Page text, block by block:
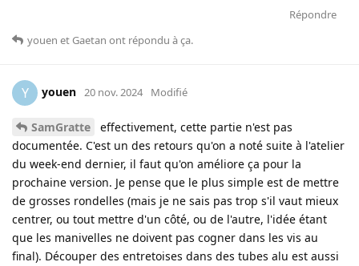
Répondre
youen et Gaetan ont répondu à ça.
Y youen 20 nov. 2024 Modifié
SamGratte
effectivement, cette partie n'est pas
documentée. C'est un des retours qu'on a noté suite à l'atelier
du week-end dernier, il faut qu'on améliore ça pour la
prochaine version. Je pense que le plus simple est de mettre
de grosses rondelles (mais je ne sais pas trop s'il vaut mieux
centrer, ou tout mettre d'un côté, ou de l'autre, l'idée étant
que les manivelles ne doivent pas cogner dans les vis au
final). Découper des entretoises dans des tubes alu est aussi